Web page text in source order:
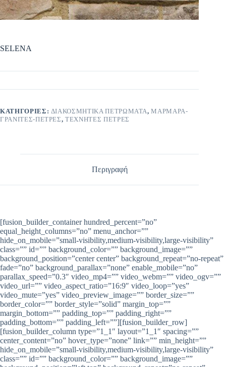
SELENA
ΚΑΤΗΓΟΡΊΕΣ: ΔΙΑΚΟΣΜΗΤΙΚΑ ΠΕΤΡΩΜΑΤΑ,ΜΑΡΜΑΡΑ-
ΓΡΑΝΙΤΕΣ-ΠΕΤΡΕΣ,ΤΕΧΝΗΤΕΣ ΠΕΤΡΕΣ
Περιγραφή
[fusion_builder_container hundred_percent=”no”
equal_height_columns=”no” menu_anchor=””
hide_on_mobile=”small-visibility,medium-visibility,large-visibility”
class=”” id=”” background_color=”” background_image=””
background_position=”center center” background_repeat=”no-repeat”
fade=”no” background_parallax=”none” enable_mobile=”no”
parallax_speed=”0.3″ video_mp4=”” video_webm=”” video_ogv=””
video_url=”” video_aspect_ratio=”16:9″ video_loop=”yes”
video_mute=”yes” video_preview_image=”” border_size=””
border_color=”” border_style=”solid” margin_top=””
margin_bottom=”” padding_top=”” padding_right=””
padding_bottom=”” padding_left=””][fusion_builder_row]
[fusion_builder_column type=”1_1″ layout=”1_1″ spacing=””
center_content=”no” hover_type=”none” link=”” min_height=””
hide_on_mobile=”small-visibility,medium-visibility,large-visibility”
class=”” id=”” background_color=”” background_image=””